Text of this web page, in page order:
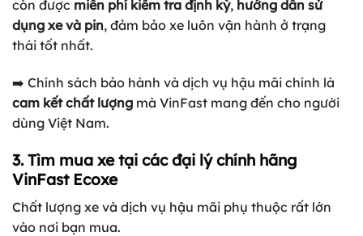
còn được miễn phí kiểm tra định kỳ, hướng dẫn sử
dụng xe và pin, đảm bảo xe luôn vận hành ở trạng
thái tốt nhất.
➡️ Chính sách bảo hành và dịch vụ hậu mãi chính là
cam kết chất lượng mà VinFast mang đến cho người
dùng Việt Nam.
3. Tìm mua xe tại các đại lý chính hãng
VinFast Ecoxe
Chất lượng xe và dịch vụ hậu mãi phụ thuộc rất lớn
vào nơi bạn mua.